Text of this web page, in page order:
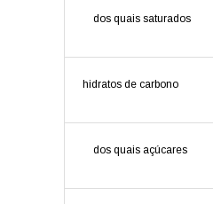
dos quais saturados
hidratos de carbono
dos quais açúcares